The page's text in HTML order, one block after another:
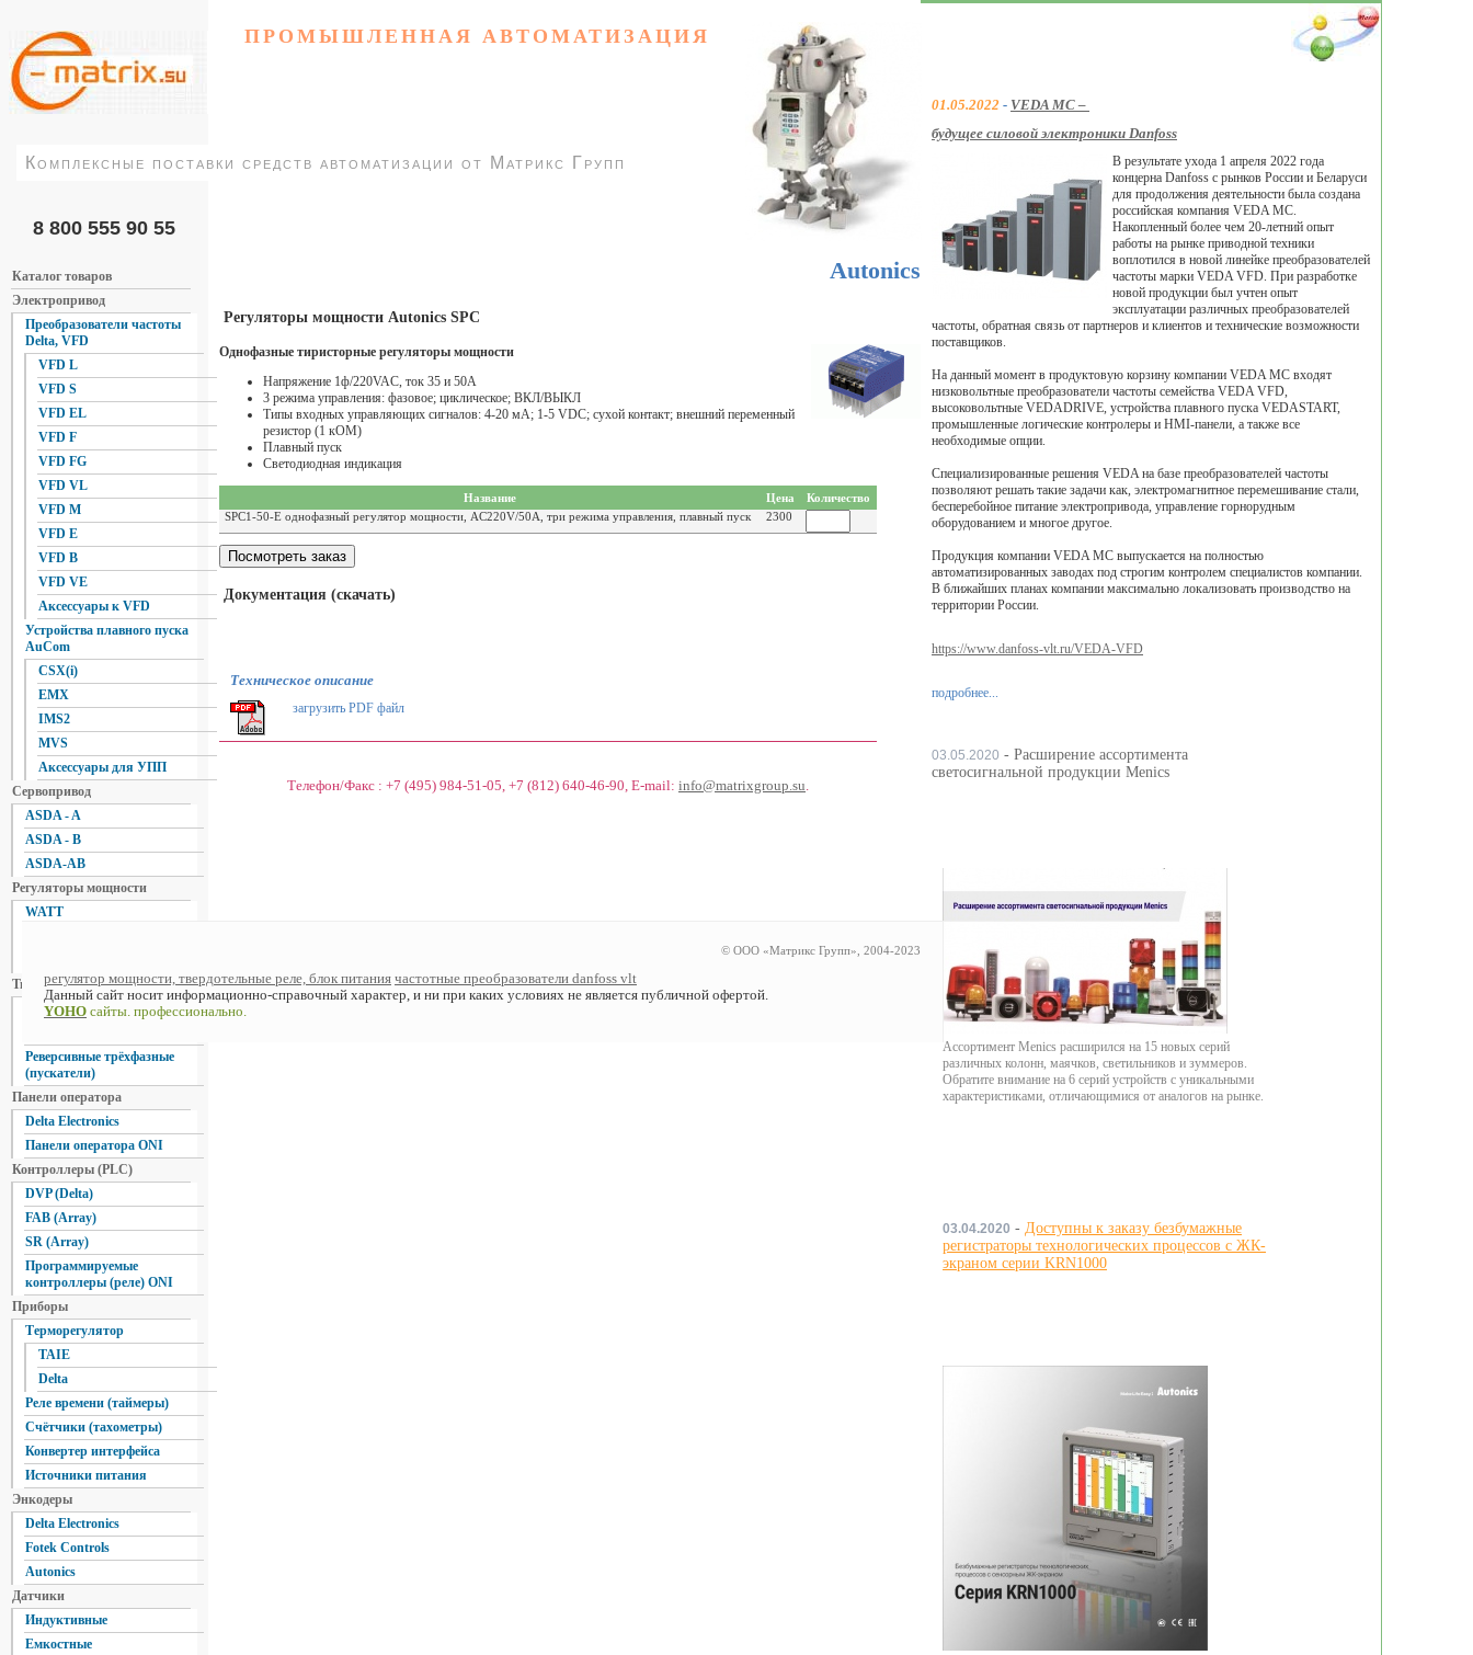
01.05.2022 - VEDA MC –
будущее силовой электроники Danfoss
В результате ухода 1 апреля 2022 года
концерна Danfoss c рынков России и Беларуси
для продолжения деятельности была создана
российская компания VEDA MC.
Накопленный более чем 20-летний опыт
работы на рынке приводной техники
воплотился в новой линейке преобразователей
частоты марки VEDA VFD. При разработке
новой продукции был учтен опыт
эксплуатации различных преобразователей
частоты, обратная связь от партнеров и клиентов и технические возможности
поставщиков.
На данный момент в продуктовую корзину компании VEDA MC входят
низковольтные преобразователи частоты семейства VEDA VFD,
высоковольтные VEDADRIVE, устройства плавного пуска VEDASTART,
промышленные логические контролеры и HMI-панели, а также все
необходимые опции.
Специализированные решения VEDA на базе преобразователей частоты
позволяют решать такие задачи как, электромагнитное перемешивание стали,
бесперебойное питание электропривода, управление горнорудным
оборудованием и многое другое.
Продукция компании VEDA MC выпускается на полностью
автоматизированных заводах под строгим контролем специалистов компании.
В ближайших планах компании максимально локализовать производство на
территории России.
https://www.danfoss-vlt.ru/VEDA-VFD
подробнее...
03.05.2020 - Расширение ассортимента
светосигнальной продукции Menics
Ассортимент Menics расширился на 15 новых серий
различных колонн, маячков, светильников и зуммеров.
Обратите внимание на 6 серий устройств с уникальными
характеристиками, отличающимися от аналогов на рынке.
03.04.2020 - Доступны к заказу безбумажные
регистраторы технологических процессов с ЖК-
экраном серии KRN1000
ПРОМЫШЛЕННАЯ АВТОМАТИЗАЦИЯ
Комплексные поставки средств автоматизации от Матрикс Групп
8 800 555 90 55
Каталог Дельта Электроникс | Delta Electronics
Каталог товаров
Электропривод
Преобразователи частоты
Delta, VFD
VFD L
VFD S
VFD EL
VFD F
VFD FG
VFD VL
VFD M
VFD E
VFD B
VFD VE
Аксессуары к VFD
Устройства плавного пуска
AuCom
CSX(i)
EMX
IMS2
MVS
Аксессуары для УПП
Сервопривод
ASDA - A
ASDA - B
ASDA-AB
Регуляторы мощности
WATT
Твердотельные реле
Однофазные
Реверсивные трёхфазные
(пускатели)
Панели оператора
Delta Electronics
Панели оператора ONI
Контроллеры (PLC)
DVP (Delta)
FAB (Array)
SR (Array)
Программируемые
контроллеры (реле) ONI
Приборы
Терморегулятор
TAIE
Delta
Реле времени (таймеры)
Счётчики (тахометры)
Конвертер интерфейса
Источники питания
Энкодеры
Delta Electronics
Fotek Controls
Autonics
Датчики
Индуктивные
Емкостные
Autonics
Регуляторы мощности Autonics SPC
Однофазные тиристорные регуляторы мощности
Напряжение 1ф/220VAC, ток 35 и 50А
3 режима управления: фазовое; циклическое; ВКЛ/ВЫКЛ
Типы входных управляющих сигналов: 4-20 мA; 1-5 VDC; сухой контакт; внешний переменный
резистор (1 кОМ)
Плавный пуск
Светодиодная индикация
Название Цена
Количество
SPC1-50-E однофазный регулятор мощности, AC220V/50A, три режима управления, плавный пуск
2300
Документация (скачать)
Техническое описание
загрузить PDF файл
Телефон/Факс : +7 (495) 984-51-05, +7 (812) 640-46-90 , E-mail: info@matrixgroup.su
© ООО «Матрикс Групп», 2004-2023
регулятор мощности, твердотельные реле, блок питания частотные преобразователи danfoss vlt
Данный сайт носит информационно-справочный характер, и ни при каких условиях не является публичной офертой.
YOHO сайты. профессионально.